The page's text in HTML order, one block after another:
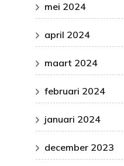
mei 2024
april 2024
maart 2024
februari 2024
januari 2024
december 2023